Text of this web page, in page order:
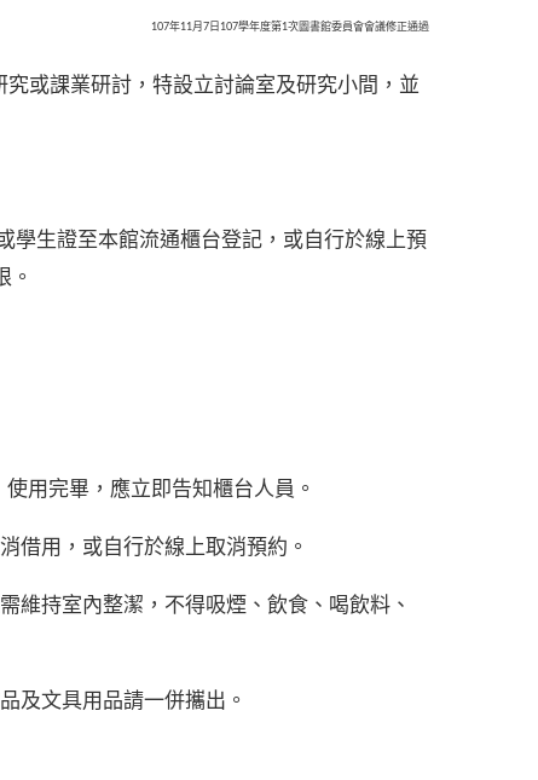
107年11月7日107學年度第1次圖書館委員會會議修正通過
或課業研討，特設立討論室及研究小間，並
學生證至本館流通櫃台登記，或自行於線上預
。
用完畢，應立即告知櫃台人員。
借用，或自行於線上取消預約。
維持室內整潔，不得吸煙、飲食、喝飲料、
及文具用品請一併攜出。